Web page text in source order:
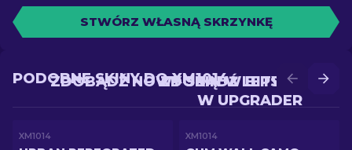
STWÓRZ WŁASNĄ SKRZYNKĘ
ZDOBĄDŹ LEPSZY SKIN
W UPGRADER
ZDOBĄDŹ NOWY SKIN W BITWIE
PODOBNE SKINY DO XM1014
XM1014 XM1014